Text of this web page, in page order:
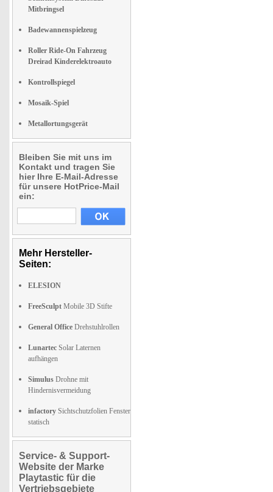
Mitbringsel
Badewannenspielzeug
Roller Ride-On Fahrzeug
Dreirad Kinderelektroauto
Kontrollspiegel
Mosaik-Spiel
Metallortungsgerät
Bleiben Sie mit uns im
Kontakt und tragen Sie
hier Ihre E-Mail-Adresse
für unsere HotPrice-Mail
ein:
Mehr Hersteller-
Seiten:
ELESION
FreeSculpt Mobile 3D Stifte
General Office Drehstuhlrollen
Lunartec Solar Laternen
aufhängen
Simulus Drohne mit
Hindernisvermeidung
infactory Sichtschutzfolien Fenster
statisch
Service- & Support-
Website der Marke
Playtastic für die
Vertriebsgebiete